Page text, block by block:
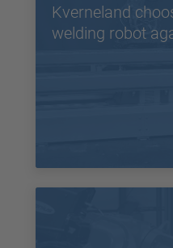
Kverneland
welding robot